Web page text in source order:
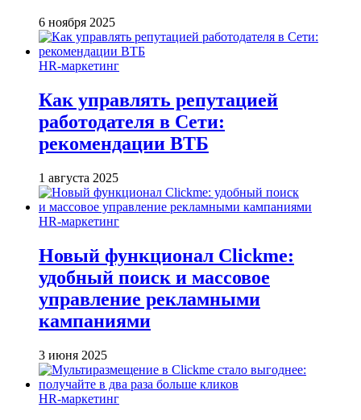
6 ноября 2025
HR-маркетинг
Как управлять репутацией
работодателя в Сети:
рекомендации ВТБ
1 августа 2025
HR-маркетинг
Новый функционал Clickme:
удобный поиск и массовое
управление рекламными
кампаниями
3 июня 2025
HR-маркетинг